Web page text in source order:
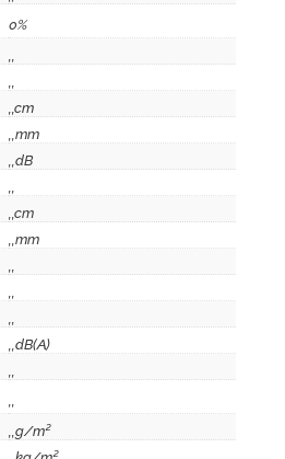
0%
,,cm
,,mm
,,dB
,,cm
,,mm
,,dB(A)
,,g/m²